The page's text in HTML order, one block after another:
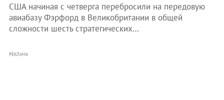
США начиная с четверга перебросили на передовую
авиабазу Фэрфорд в Великобритании в общей
сложности шесть стратегических…
РЕКЛАМА